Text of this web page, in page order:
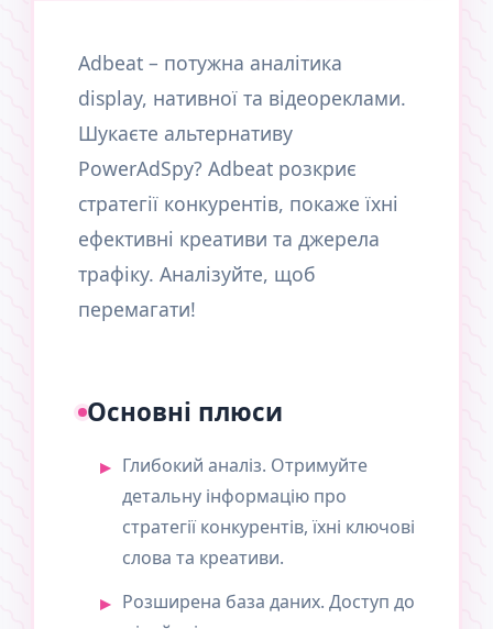
Adbeat – потужна аналітика
display, нативної та відеореклами.
Шукаєте альтернативу
PowerAdSpy? Adbeat розкриє
стратегії конкурентів, покаже їхні
ефективні креативи та джерела
трафіку. Аналізуйте, щоб
перемагати!
Основні плюси
Глибокий аналіз. Отримуйте
детальну інформацію про
стратегії конкурентів, їхні ключові
слова та креативи.
Розширена база даних. Доступ до